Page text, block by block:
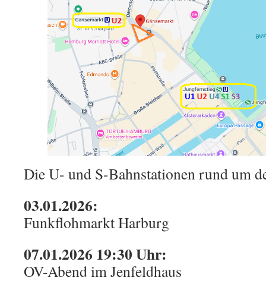
Die U- und S-Bahnstationen rund um
03.01.2026:
Funkflohmarkt Harburg
07.01.2026 19:30 Uhr:
OV-Abend im Jenfeldhaus